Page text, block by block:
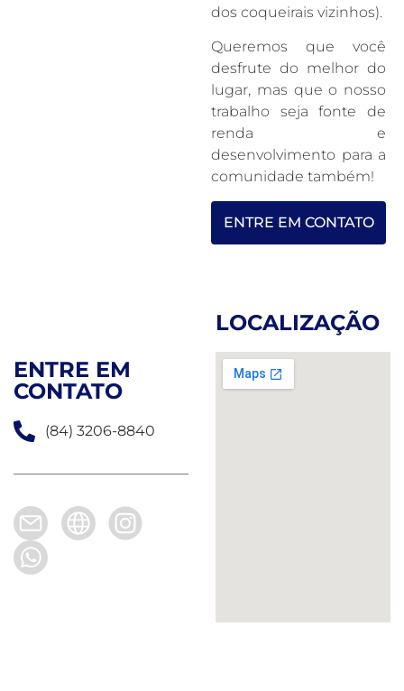
dos coqueirais vizinhos).
Queremos que você
desfrute do melhor do
lugar, mas que o nosso
trabalho seja fonte de
renda e
desenvolvimento para a
comunidade também!
ENTRE EM CONTATO
ENTRE EM
CONTATO
(84) 3206-8840
LOCALIZAÇÃO